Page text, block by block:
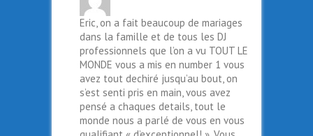
Eric, on a fait beaucoup de mariages
dans la famille et de tous les DJ
professionnels que l’on a vu TOUT LE
MONDE vous a mis en number 1 vous
avez tout dechiré jusqu’au bout, on
s’est senti pris en main, vous avez
pensé a chaques details, tout le
monde nous a parlé de vous en vous